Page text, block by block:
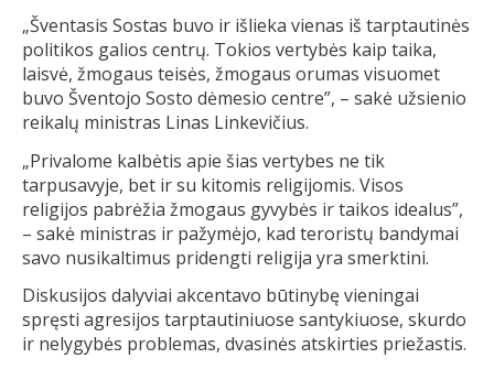
„Šventasis Sostas buvo ir išlieka vienas iš tarptautinės
politikos galios centrų. Tokios vertybės kaip taika,
laisvė, žmogaus teisės, žmogaus orumas visuomet
buvo Šventojo Sosto dėmesio centre”, – sakė užsienio
reikalų ministras Linas Linkevičius.
„Privalome kalbėtis apie šias vertybes ne tik
tarpusavyje, bet ir su kitomis religijomis. Visos
religijos pabrėžia žmogaus gyvybės ir taikos idealus”,
– sakė ministras ir pažymėjo, kad teroristų bandymai
savo nusikaltimus pridengti religija yra smerktini.
Diskusijos dalyviai akcentavo būtinybę vieningai
spręsti agresijos tarptautiniuose santykiuose, skurdo
ir nelygybės problemas, dvasinės atskirties priežastis.